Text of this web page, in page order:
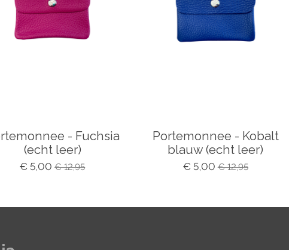
- Fuchsia
(echt leer)
€ 5,00 € 12,95
Portemonnee - Kobalt
blauw (echt leer)
€ 5,00 € 12,95